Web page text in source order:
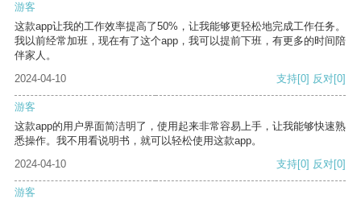
游客
这款app让我的工作效率提高了50%，让我能够更轻松地完成工作任务。
我以前经常加班，现在有了这个app，我可以提前下班，有更多的时间陪
伴家人。
2024-04-10
支持[0] 反对[0]
游客
这款app的用户界面简洁明了，使用起来非常容易上手，让我能够快速熟
悉操作。我不用看说明书，就可以轻松使用这款app。
2024-04-10
支持[0] 反对[0]
游客